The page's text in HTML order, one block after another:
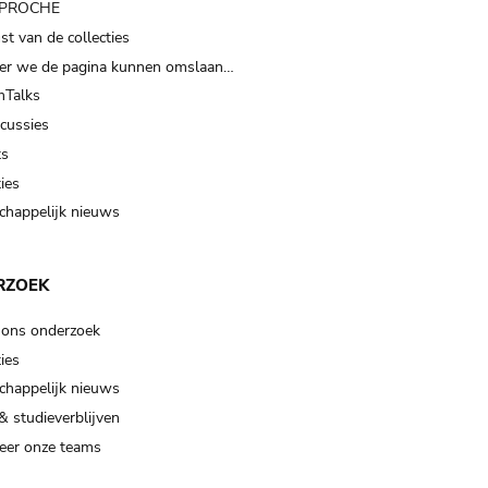
van de collecties
we de pagina kunnen omslaan…
nieuws
onderzoek
nieuws
studieverblijven
onze teams